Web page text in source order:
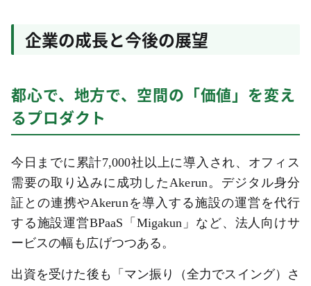
企業の成長と今後の展望
都心で、地方で、空間の「価値」を変え
るプロダクト
今日までに累計7,000社以上に導入され、オフィス
需要の取り込みに成功したAkerun。デジタル身分
証との連携やAkerunを導入する施設の運営を代行
する施設運営BPaaS「Migakun」など、法人向けサ
ービスの幅も広げつつある。
出資を受けた後も「マン振り（全力でスイング）さ